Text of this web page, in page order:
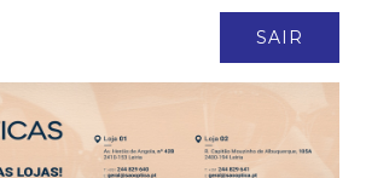
SAIR
Vieira Rodrigues, fundador da Construtora do
17 anos, Ana Santos é directora financeira de empresa